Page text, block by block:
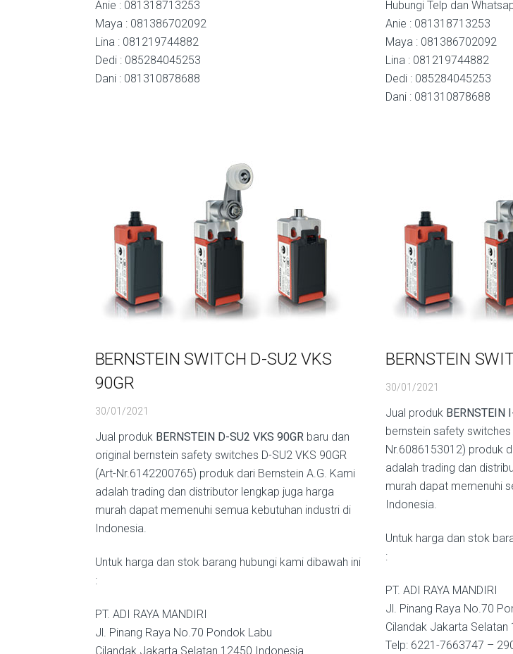
Anie : 081318713253
Maya : 081386702092
Lina : 081219744882
Dedi : 085284045253
Dani : 081310878688
Hubungi Telp dan
Anie : 081318713253
Maya : 081386702092
Lina : 081219744882
Dedi : 085284045253
Dani : 081310878688
BERNSTEIN SWITCH D-SU2 VKS
90GR
30/01/2021
Jual produk BERNSTEIN D-SU2 VKS 90GRbaru dan
original bernstein safety switches D-SU2 VKS 90GR
(Art-Nr.6142200765) produk dari Bernstein A.G. Kami
adalah trading dan distributor lengkap juga harga
murah dapat memenuhi semua kebutuhan industri di
Indonesia.
Untuk harga dan stok barang hubungi kami dibawah ini
:
PT. ADI RAYA MANDIRI
Jl. Pinang Raya No.70 Pondok Labu
Cilandak Jakarta Selatan 12450 Indonesia
BERNSTEIN
30/01/2021
Jual produk BERNSTEIN
bernstein safety
Nr.6086153012) produk
adalah trading dan
murah dapat memenuhi
Indonesia.
Untuk harga dan stok
:
PT. ADI RAYA MANDIRI
Jl. Pinang Raya No.70
Cilandak Jakarta
Telp: 6221-7663747 –